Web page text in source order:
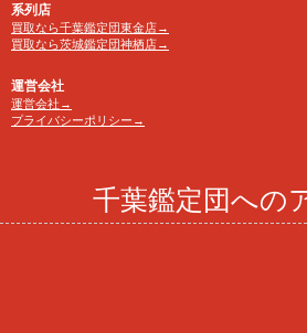
系列店
買取なら千葉鑑定団東金店→
買取なら茨城鑑定団神栖店→
運営会社
運営会社→
プライバシーポリシー→
千葉鑑定団への